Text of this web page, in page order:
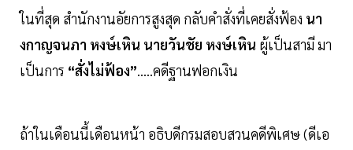
ในที่สุด สำนักงานอัยการสูงสุด กลับคำสั่งที่เคยสั่งฟ้อง นา
งกาญจนภา หงษ์เหิน นายวันชัย หงษ์เหิน ผู้เป็นสามี มา
เป็นการ “สั่งไม่ฟ้อง”.....คดีฐานฟอกเงิน
ถ้าในเดือนนี้เดือนหน้า อธิบดีกรมสอบสวนคดีพิเศษ (ดีเอ